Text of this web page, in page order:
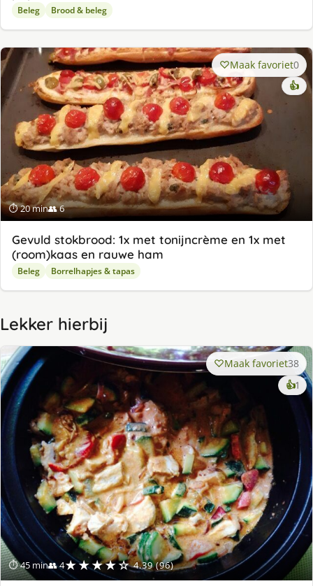
Beleg Brood & beleg
⏱ 20 min👥 6
Maak favoriet0
👍
Gevuld stokbrood: 1x met tonijncrème en 1x met
(room)kaas en rauwe ham
Beleg Borrelhapjes & tapas
Lekker hierbij
⏱ 45 min👥 4★★★★☆ 4.39 (96)
Maak favoriet38
👍1